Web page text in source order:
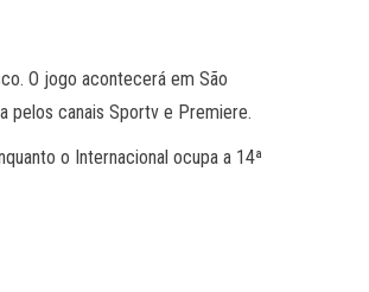
O jogo acontecerá em São
pelos canais Sportv e Premiere.
o Internacional ocupa a 14ª